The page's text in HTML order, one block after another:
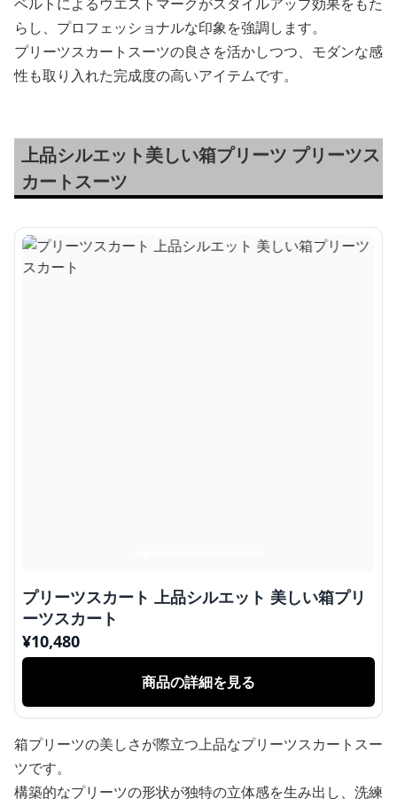
らし、プロフェッショナルな印象を強調します。
プリーツスカートスーツの良さを活かしつつ、モダンな感
性も取り入れた完成度の高いアイテムです。
上品シルエット美しい箱プリーツ プリーツス
カートスーツ
プリーツスカート 上品シルエット 美しい箱プリ
ーツスカート
¥10,480
商品の詳細を見る
箱プリーツの美しさが際立つ上品なプリーツスカートスー
ツです。
構築的なプリーツの形状が独特の立体感を生み出し、洗練